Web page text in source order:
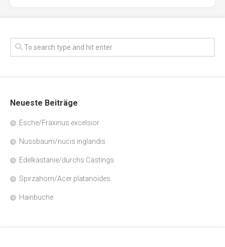
Neueste Beiträge
Esche/Fraxinus excelsior
Nussbaum/nucis inglandis
Edelkastanie/durchs Castings
Spirzahorn/Acer platanoides
Hainbuche